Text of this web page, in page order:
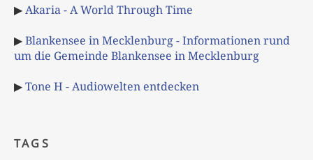
▶Akaria - A World Through Time
▶Blankensee in Mecklenburg - Informationen rund
um die Gemeinde Blankensee in Mecklenburg
▶Tone H - Audiowelten entdecken
TAGS